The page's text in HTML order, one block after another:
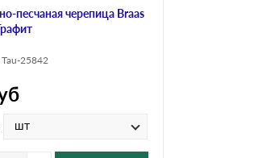
песчаная черепица Braas
Tau-25842
шт